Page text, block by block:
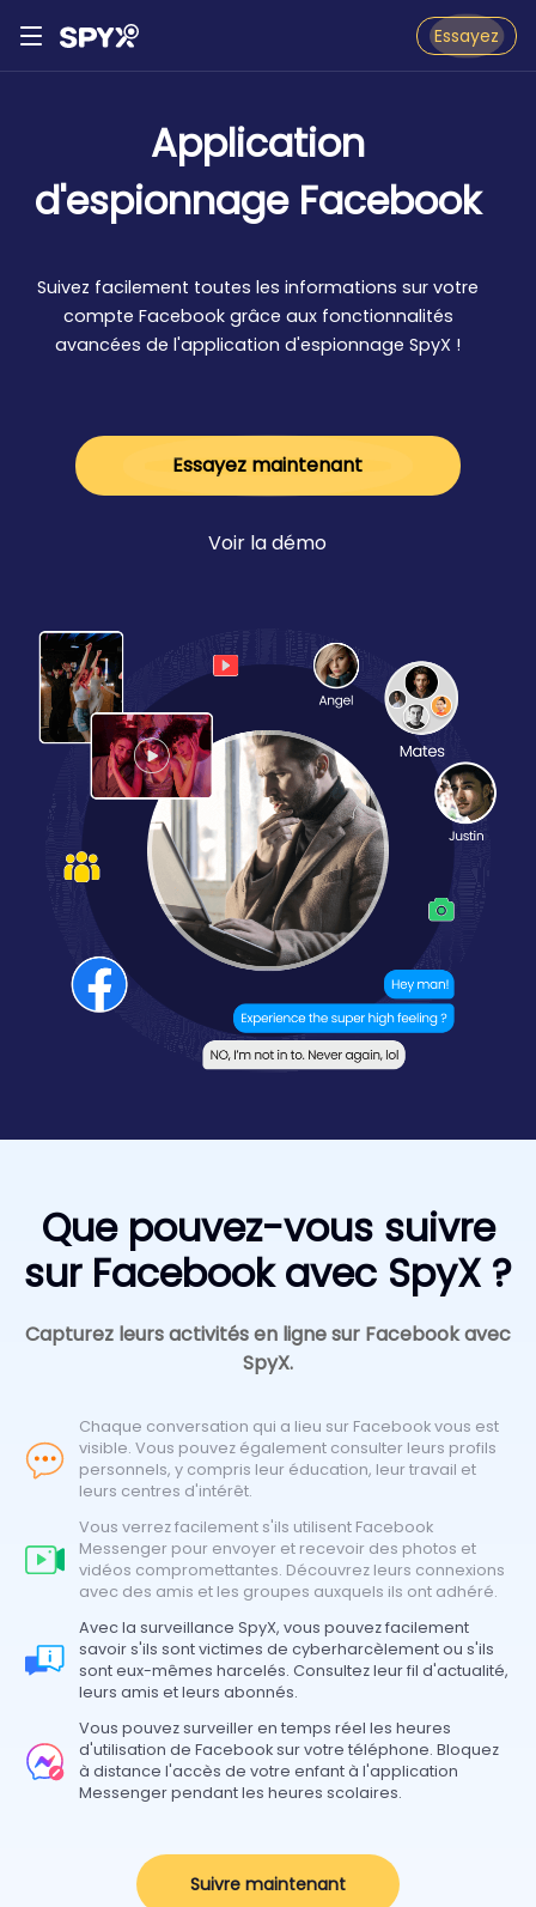
Essayez
Application
d'espionnage Facebook
Suivez facilement toutes les informations sur votre
compte Facebook grâce aux fonctionnalités
avancées de l'application d'espionnage SpyX !
Essayez maintenant
Voir la démo
Chaque conversation qui a lieu sur Facebook vous est
visible. Vous pouvez également consulter leurs profils
personnels, y compris leur éducation, leur travail et
leurs centres d'intérêt.
Vous verrez facilement s'ils utilisent Facebook
Messenger pour envoyer et recevoir des photos et
vidéos compromettantes. Découvrez leurs connexions
avec des amis et les groupes auxquels ils ont adhéré.
Avec la surveillance SpyX, vous pouvez facilement
savoir s'ils sont victimes de cyberharcèlement ou s'ils
sont eux-mêmes harcelés. Consultez leur fil d'actualité,
leurs amis et leurs abonnés.
Vous pouvez surveiller en temps réel les heures
d'utilisation de Facebook sur votre téléphone. Bloquez
à distance l'accès de votre enfant à l'application
Messenger pendant les heures scolaires.
Que pouvez-vous suivre
sur Facebook avec SpyX ?
Capturez leurs activités en ligne sur Facebook avec
SpyX.
Suivre maintenant